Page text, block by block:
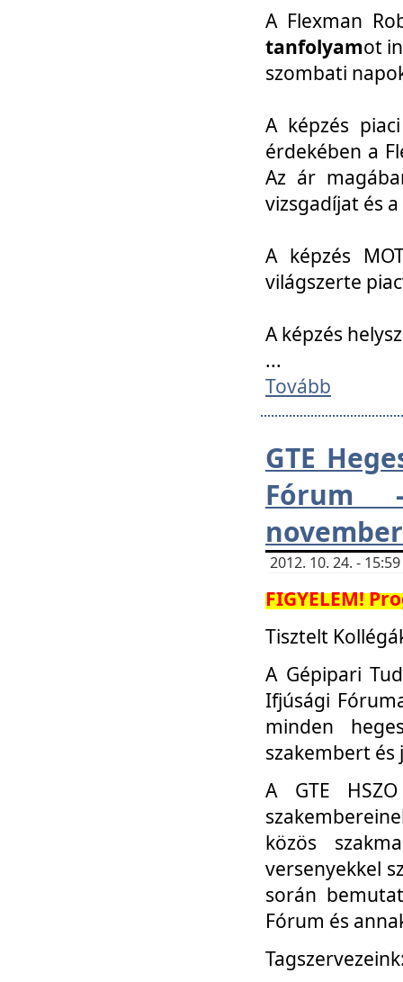
A Flexman
tanfolyamot
szombati
A képzés
érdekében a
Az ár
vizsgadíjat és
A képzés
világszerte
A képzés
...
Tovább
GTE
Fórum
2012. 10. 24. -
FIGYELEM!
Tisztelt
A Gépipari
Ifjúsági
minden
szakembert
A GTE
közös
versenyekkel
során
Fórum és